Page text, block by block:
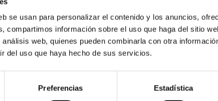
se usan para personalizar el contenido y los anuncios,
compartimos información sobre el uso que haga del sitio
web, quienes pueden combinarla con otra
del uso que haya hecho de sus servicios.
Preferencias Estadística
usar el código Bifrost, también de física de plasma y
para modelar procesos físicos desde la zona de
central del proyecto es el estudio de los muy diferentes
atmósfera solar. El plasma está parcialmente ionizado en
de disipación. Estos efectos pueden tener
cromosfera y de objetos fotosféricos individuales, como
en la comprensión teórica del calentamiento
y de la emergencia del plasma magnetizado desde